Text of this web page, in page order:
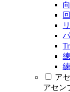
ア
アセン